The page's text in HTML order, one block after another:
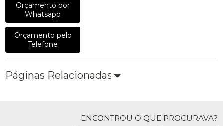
Orçamento por
Whatsapp
Orçamento pelo
Telefone
Páginas Relacionadas
ENCONTROU O QUE PROCURAVA?